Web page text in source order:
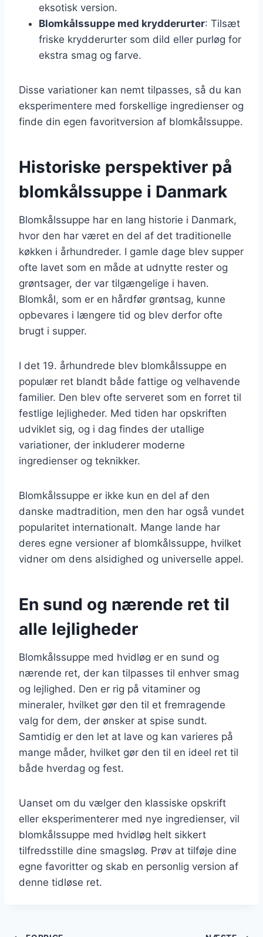
eksotisk version.
Blomkålssuppe med krydderurter: Tilsæt
friske krydderurter som dild eller purløg for
ekstra smag og farve.
Disse variationer kan nemt tilpasses, så du kan
eksperimentere med forskellige ingredienser og
finde din egen favoritversion af blomkålssuppe.
Historiske perspektiver på
blomkålssuppe i Danmark
Blomkålssuppe har en lang historie i Danmark,
hvor den har været en del af det traditionelle
køkken i århundreder. I gamle dage blev supper
ofte lavet som en måde at udnytte rester og
grøntsager, der var tilgængelige i haven.
Blomkål, som er en hårdfør grøntsag, kunne
opbevares i længere tid og blev derfor ofte
brugt i supper.
I det 19. århundrede blev blomkålssuppe en
populær ret blandt både fattige og velhavende
familier. Den blev ofte serveret som en forret til
festlige lejligheder. Med tiden har opskriften
udviklet sig, og i dag findes der utallige
variationer, der inkluderer moderne
ingredienser og teknikker.
Blomkålssuppe er ikke kun en del af den
danske madtradition, men den har også vundet
popularitet internationalt. Mange lande har
deres egne versioner af blomkålssuppe, hvilket
vidner om dens alsidighed og universelle appel.
En sund og nærende ret til
alle lejligheder
Blomkålssuppe med hvidløg er en sund og
nærende ret, der kan tilpasses til enhver smag
og lejlighed. Den er rig på vitaminer og
mineraler, hvilket gør den til et fremragende
valg for dem, der ønsker at spise sundt.
Samtidig er den let at lave og kan varieres på
mange måder, hvilket gør den til en ideel ret til
både hverdag og fest.
Uanset om du vælger den klassiske opskrift
eller eksperimenterer med nye ingredienser, vil
blomkålssuppe med hvidløg helt sikkert
tilfredsstille dine smagsløg. Prøv at tilføje dine
egne favoritter og skab en personlig version af
denne tidløse ret.